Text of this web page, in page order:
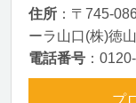
住所 ：〒745-
ーラ山口(株)徳
電話番号 ：
プ